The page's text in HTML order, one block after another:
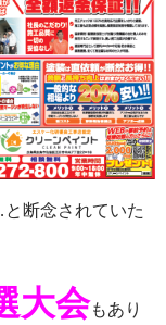
と断念されていた
大会もあり